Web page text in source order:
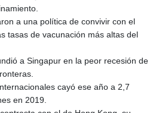
a una política de convivir con el
tasas de vacunación más altas del
a Singapur en la peor recesión de
cayó ese año a 2,7
en 2019.